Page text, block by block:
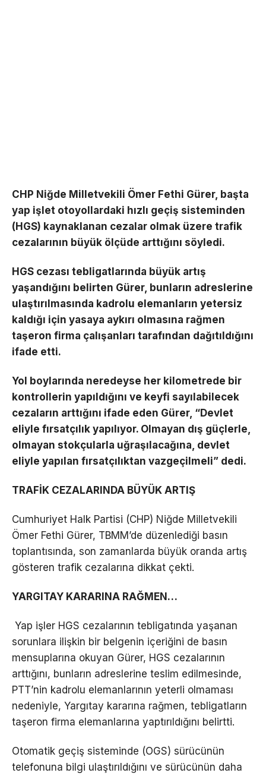
CHP Niğde Milletvekili Ömer Fethi Gürer, başta
yap işlet otoyollardaki hızlı geçiş sisteminden
(HGS) kaynaklanan cezalar olmak üzere trafik
cezalarının büyük ölçüde arttığını söyledi.
HGS cezası tebligatlarında büyük artış
yaşandığını belirten Gürer, bunların adreslerine
ulaştırılmasında kadrolu elemanların yetersiz
kaldığı için yasaya aykırı olmasına rağmen
taşeron firma çalışanları tarafından dağıtıldığını
ifade etti.
Yol boylarında neredeyse her kilometrede bir
kontrollerin yapıldığını ve keyfi sayılabilecek
cezaların arttığını ifade eden Gürer, “Devlet
eliyle fırsatçılık yapılıyor. Olmayan dış güçlerle,
olmayan stokçularla uğraşılacağına, devlet
eliyle yapılan fırsatçılıktan vazgeçilmeli” dedi.
TRAFİK CEZALARINDA BÜYÜK ARTIŞ
Cumhuriyet Halk Partisi (CHP) Niğde Milletvekili
Ömer Fethi Gürer, TBMM’de düzenlediği basın
toplantısında, son zamanlarda büyük oranda artış
gösteren trafik cezalarına dikkat çekti.
YARGITAY KARARINA RAĞMEN…
Yap işler HGS cezalarının tebligatında yaşanan
sorunlara ilişkin bir belgenin içeriğini de basın
mensuplarına okuyan Gürer, HGS cezalarının
arttığını, bunların adreslerine teslim edilmesinde,
PTT’nin kadrolu elemanlarının yeterli olmaması
nedeniyle, Yargıtay kararına rağmen, tebligatların
taşeron firma elemanlarına yaptırıldığını belirtti.
Otomatik geçiş sisteminde (OGS) sürücünün
telefonuna bilgi ulaştırıldığını ve sürücünün daha